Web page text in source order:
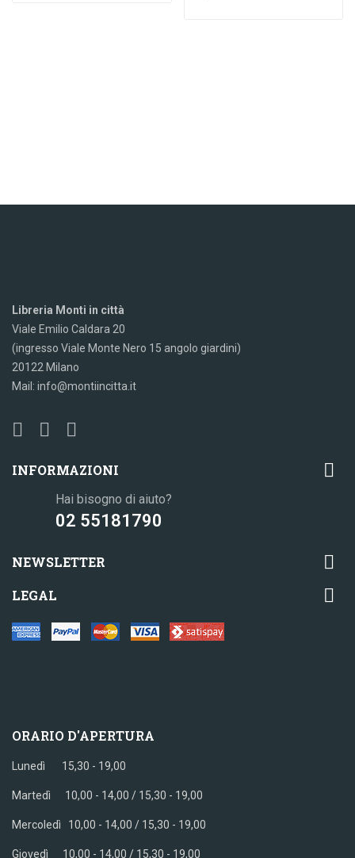
Libreria Monti in città
Viale Emilio Caldara 20
(ingresso Viale Monte Nero 15 angolo giardini)
20122 Milano
Mail: info@montiincitta.it
INFORMAZIONI 
Hai bisogno di aiuto?
02 55181790
NEWSLETTER 
LEGAL 
ORARIO D'APERTURA
Lunedì 15,30 - 19,00
Martedì 10,00 - 14,00 / 15,30 - 19,00
Mercoledì 10,00 - 14,00 / 15,30 - 19,00
Giovedì 10,00 - 14,00 / 15,30 - 19,00